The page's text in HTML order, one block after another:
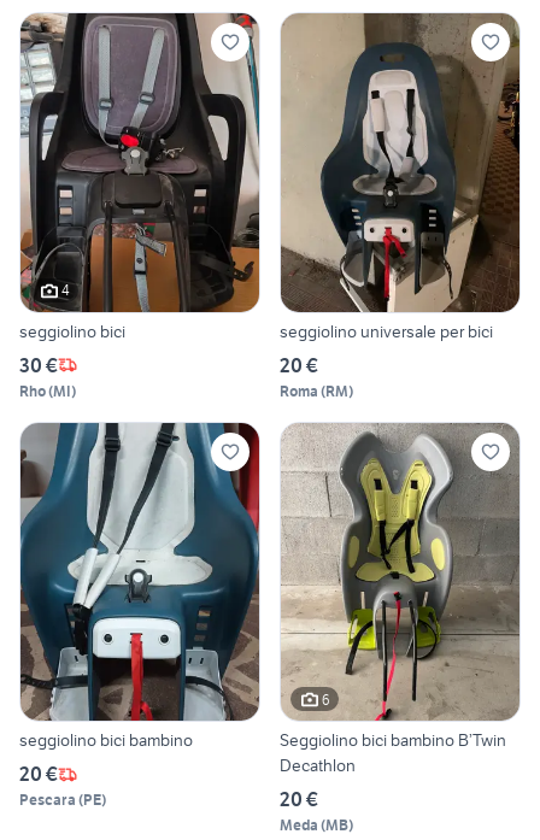
4
seggiolino bici
30 €
Rho(MI)
seggiolino universale per bici
20 €
Roma (RM)
seggiolino bici bambino
20 €
Pescara (PE)
6
Seggiolino bici bambino B’Twin
Decathlon
20 €
Meda (MB)